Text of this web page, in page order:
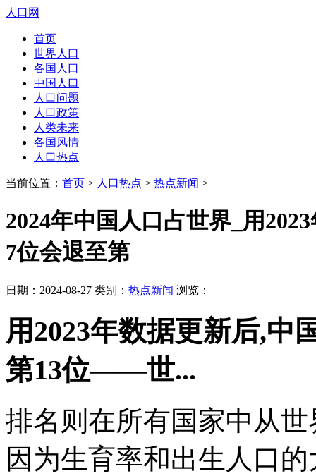
人口网
首页
世界人口
各国人口
中国人口
人口问题
人口政策
人类未来
各国风情
人口热点
当前位置： 首页 > 人口热点 > 热点新闻 >
2024年中国人口占世界_用
7位会退至第
日期：2024-08-27 类别： 热点新闻 浏览：
用2023年数据更新后,中
第13位——世...
排名则在所有国家中从
因为生育率和出生人口